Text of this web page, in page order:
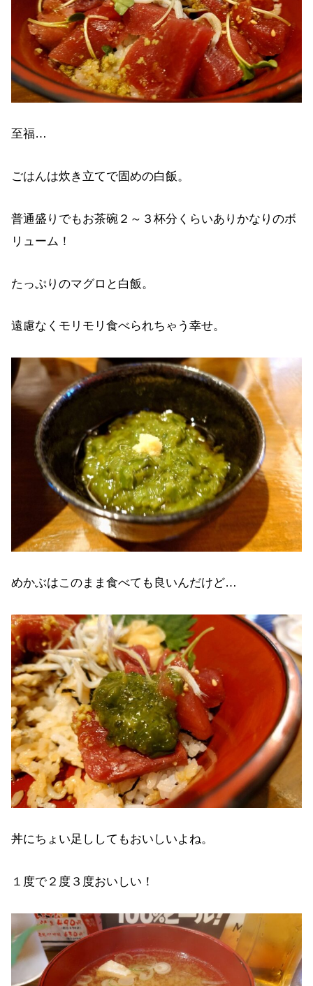
至福…
ごはんは炊き立てで固めの白飯。
普通盛りでもお茶碗２～３杯分くらいありかなりのボ
リューム！
たっぷりのマグロと白飯。
遠慮なくモリモリ食べられちゃう幸せ。
めかぶはこのまま食べても良いんだけど…
丼にちょい足ししてもおいしいよね。
１度で２度３度おいしい！